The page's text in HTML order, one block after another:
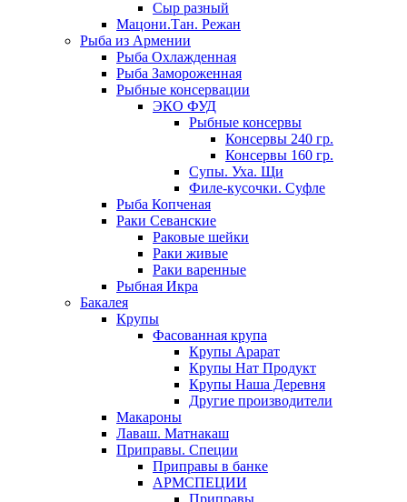
Сыр разный
Мацони.Тан. Режан
Рыба из Армении
Рыба Охлажденная
Рыба Замороженная
Рыбные консервации
ЭКО ФУД
Рыбные консервы
Консервы 240 гр.
Консервы 160 гр.
Супы. Уха. Щи
Филе-кусочки. Суфле
Рыба Копченая
Раки Севанские
Раковые шейки
Раки живые
Раки варенные
Рыбная Икра
Бакалея
Крупы
Фасованная крупа
Крупы Арарат
Крупы Нат Продукт
Крупы Наша Деревня
Другие производители
Макароны
Лаваш. Матнакаш
Приправы. Специи
Приправы в банке
АРМСПЕЦИИ
Приправы